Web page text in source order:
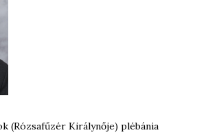
(Rózsafűzér Királynője) plébánia